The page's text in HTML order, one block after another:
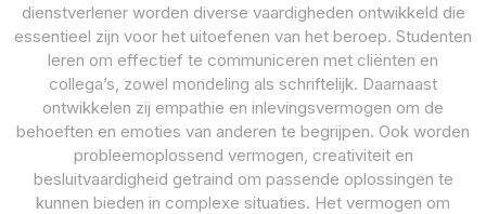
dienstverlener worden diverse vaardigheden ontwikkeld die
essentieel zijn voor het uitoefenen van het beroep. Studenten
leren om effectief te communiceren met cliënten en
collega’s, zowel mondeling als schriftelijk. Daarnaast
ontwikkelen zij empathie en inlevingsvermogen om de
behoeften en emoties van anderen te begrijpen. Ook worden
probleemoplossend vermogen, creativiteit en
besluitvaardigheid getraind om passende oplossingen te
kunnen bieden in complexe situaties. Het vermogen om